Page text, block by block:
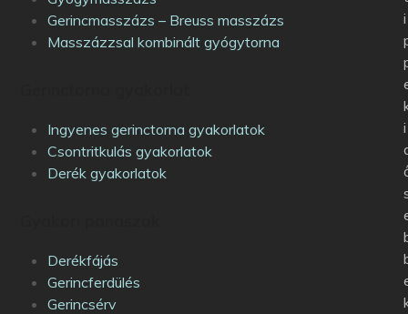
Gerincmasszázs – Breuss masszázs
Masszázzsal kombinált gyógytorna
Ingyenes gerinctorna gyakorlatok
Csontritkulás gyakorlatok
Derék gyakorlatok
Derékfájás
Gerincferdülés
Gerincsérv
i
i